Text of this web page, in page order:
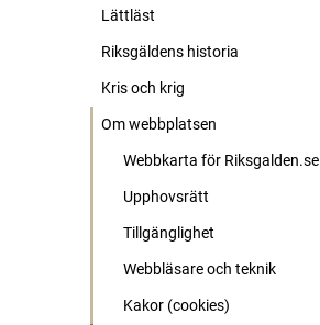
Lättläst
Riksgäldens historia
Kris och krig
Om webbplatsen
Webbkarta för Riksgalden.se
Upphovsrätt
Tillgänglighet
Webbläsare och teknik
Kakor (cookies)